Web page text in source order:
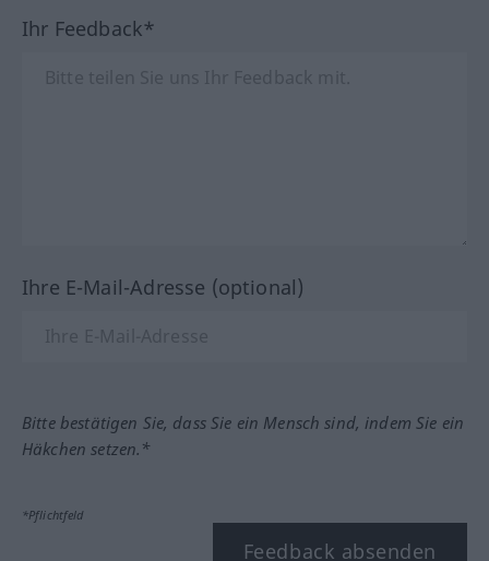
Ihr Feedback*
Ihre E-Mail-Adresse (optional)
Bitte bestätigen Sie, dass Sie ein Mensch sind, indem Sie ein
Häkchen setzen.*
*Pflichtfeld
Feedback absenden